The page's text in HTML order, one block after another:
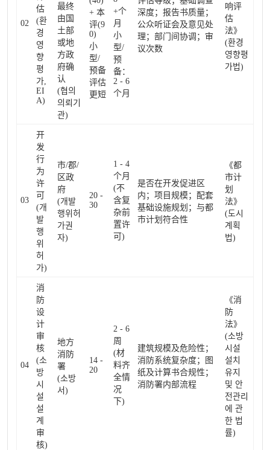
02
估
(환
경
영
향
평
가,
EI
A)
最终
由国
土部
或地
方政
府确
认
(협의
의뢰기
관)
+ 本
评(9
0)
小
型/
预备
评估
更短
+个
月
小
型/
预
备：
2 - 6
个月
深度；报告书质量；
公众听证会及意见处
理；部门间协调；审
议次数
响评
估
法》
(환경
영향평
가법)
03
开
发
行
为
许
可
(개
발
행
위
허
가)
市/郡/
区政
府
(개발
행위허
가권
자)
20 -
30
1 - 4
个月
(不
含复
杂前
置许
可)
是否在开发促进区
内；项目规模；配套
基础设施规划；与都
市计划符合性
《都
市计
划
法》
(도시
계획
법)
04
消
防
设
计
审
核
(소
방
시
설
설
계
审
核)
地方
消防
署
(소방
서)
14 -
20
2 - 6
周
(材
料齐
全情
况
下)
建筑规模及危险性；
消防系统复杂度；图
纸及计算书合规性；
消防署内部流程
《消
防
法》
(소방
시설
설치
유지
및 안
전관리
에 관
한 법
률)